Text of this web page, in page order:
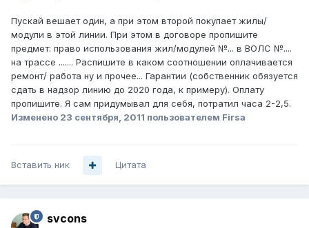
Пускай вешает один, а при этом второй покупает жилы/
модули в этой линии. При этом в договоре пропишите
предмет: право использования жил/модулей №... в ВОЛС №....
на трассе ....... Распишите в каком соотношении оплачивается
ремонт/ работа ну и прочее... Гарантии (собственник обязуется
сдать в надзор линию до 2020 года, к примеру). Оплату
пропишите. Я сам придумывал для себя, потратил часа 2-2,5.
Изменено 23 сентября, 2011 пользователем Firsa
Вставить ник Цитата
svcons